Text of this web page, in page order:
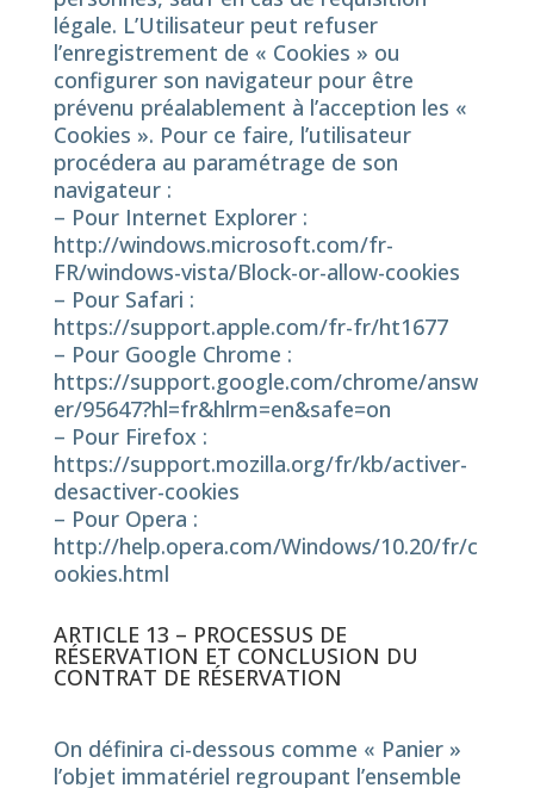
légale. L’Utilisateur peut refuser
l’enregistrement de « Cookies » ou
configurer son navigateur pour être
prévenu préalablement à l’acception les «
Cookies ». Pour ce faire, l’utilisateur
procédera au paramétrage de son
navigateur :
– Pour Internet Explorer :
http://windows.microsoft.com/fr-
FR/windows-vista/Block-or-allow-cookies
– Pour Safari :
https://support.apple.com/fr-fr/ht1677
– Pour Google Chrome :
https://support.google.com/chrome/answ
er/95647?hl=fr&hlrm=en&safe=on
– Pour Firefox :
https://support.mozilla.org/fr/kb/activer-
desactiver-cookies
– Pour Opera :
http://help.opera.com/Windows/10.20/fr/c
ookies.html
ARTICLE 13 – PROCESSUS DE
RÉSERVATION ET CONCLUSION DU
CONTRAT DE RÉSERVATION
On définira ci-dessous comme « Panier »
l’objet immatériel regroupant l’ensemble